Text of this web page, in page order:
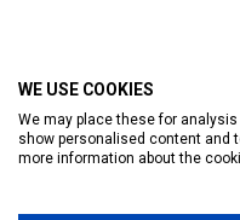
WE USE COOKIES
We may place these for
show personalised content and
more information about the